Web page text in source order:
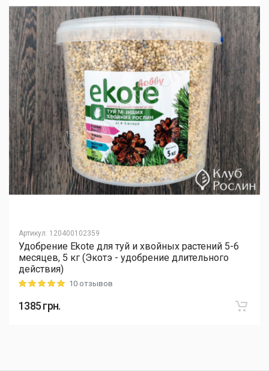
Артикул: 120400102359
Удобрение Ekote для туй и хвойных растений 5-6
месяцев, 5 кг (Экотэ - удобрение длительного
действия)
Rating: 5 out of 510 отзывов
1385грн.